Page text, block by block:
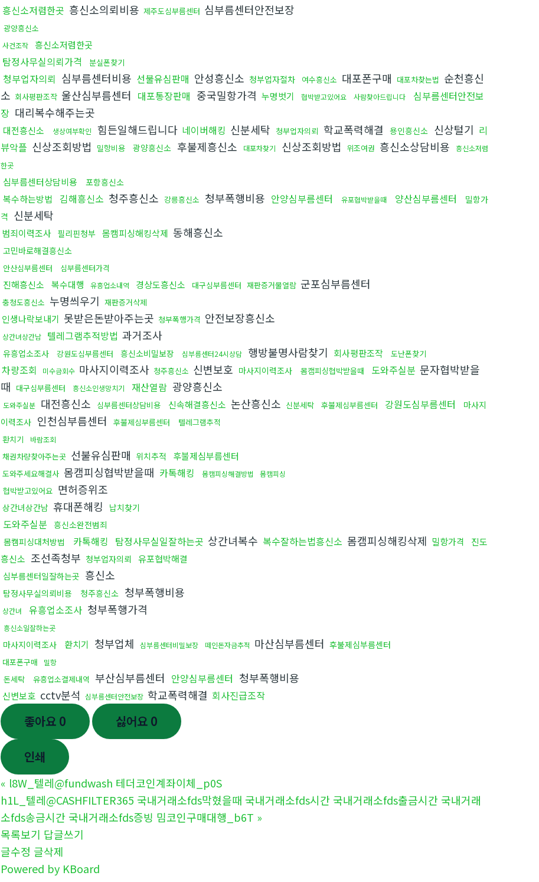
흥신소저렴한곳 흥신소의뢰비용 제주도심부름센터 심부름센터안전보장
광양흥신소
사건조작 흥신소저렴한곳
탐정사무실의뢰가격 분실폰찾기
청부업자의뢰 심부름센터비용 선불유심판매 안성흥신소 청부업자절차 여수흥신소 대포폰구매 대포차찾는법 순천흥신
소 회사평판조작 울산심부름센터 대포통장판매 중국밀항가격 누명벗기 협박받고있어요 사람찾아드립니다
심부름센터안전보
장 대리복수해주는곳
대전흥신소 생상여부확인 힘든일해드립니다 네이버해킹 신분세탁 청부업자의뢰 학교폭력해결 용인흥신소 신상털기 리
뷰악플 신상조회방법 밀항비용 광양흥신소 후불제흥신소 대포차찾기 신상조회방법 위조여권 흥신소상담비용
흥신소저렴
한곳
심부름센터상담비용 포항흥신소
복수하는방법 김해흥신소 청주흥신소 강릉흥신소 청부폭행비용 안양심부름센터 유포협박받을때 양산심부름센터
밀항가
격 신분세탁
범죄이력조사 필리핀청부 몸캠피싱해킹삭제 동해흥신소
고민바로해결흥신소
안산심부름센터 심부름센터가격
진해흥신소 복수대행 유흥업소내역 경상도흥신소 대구심부름센터 재판증거물열람 군포심부름센터
충청도흥신소 누명씌우기 재판증거삭제
인생나락보내기 못받은돈받아주는곳 청부폭행가격 안전보장흥신소
상간녀상간남 텔레그램추적방법 과거조사
유흥업소조사 강원도심부름센터 흥신소비밀보장 심부름센터24시상담 행방불명사람찾기 회사평판조작 도난폰찾기
차량조회 미수금회수 마사지이력조사 청주흥신소 신변보호 마사지이력조사 몸캠피싱협박받을때 도와주실분 문자협박받을
때 대구심부름센터 흥신소인생망치기 재산열람 광양흥신소
도와주실분 대전흥신소 심부름센터상담비용 신속해결흥신소 논산흥신소 신분세탁 후불제심부름센터 강원도심부름센터
마사지
이력조사 인천심부름센터 후불제심부름센터
텔레그램추적
환치기
바람조회
채권차량찾아주는곳 선불유심판매 위치추적 후불제심부름센터
도와주세요해결사 몸캠피싱협박받을때 카톡해킹 몸캠피싱해결방법 몸캠피싱
협박받고있어요 면허증위조
상간녀상간남 휴대폰해킹 납치찾기
도와주실분 흥신소완전범죄
몸캠피싱대처방법
카톡해킹 탐정사무실일잘하는곳 상간녀복수 복수잘하는법흥신소 몸캠피싱해킹삭제 밀항가격
진도
흥신소 조선족청부 청부업자의뢰 유포협박해결
심부름센터일잘하는곳 흥신소
탐정사무실의뢰비용 청주흥신소 청부폭행비용
상간녀 유흥업소조사 청부폭행가격
흥신소일잘하는곳
마사지이력조사 환치기 청부업체 심부름센터비밀보장 떼인돈자금추적 마산심부름센터 후불제심부름센터
대포폰구매 밀항
돈세탁 유흥업소결제내역 부산심부름센터 안양심부름센터 청부폭행비용
신변보호 cctv분석 심부름센터안전보장 학교폭력해결 회사진급조작
좋아요 0 싫어요 0
인쇄
« l8W_텔레@fundwash 테더코인계좌이체_p0S
h1L_텔레@CASHFILTER365 국내거래소fds막혔을때 국내거래소fds시간 국내거래소fds출금시간 국내거래
소fds송금시간 국내거래소fds증빙 밈코인구매대행_b6T »
목록보기 답글쓰기
글수정 글삭제
Powered by KBoard